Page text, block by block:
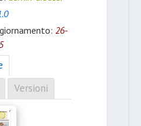
26-
Versioni